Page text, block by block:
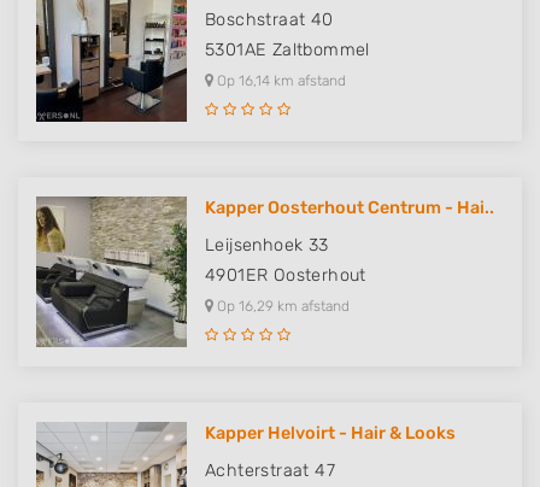
Boschstraat 40
5301AE Zaltbommel
Op 16,14 km afstand
Kapper Oosterhout Centrum - Hai..
Leijsenhoek 33
4901ER Oosterhout
Op 16,29 km afstand
Kapper Helvoirt - Hair & Looks
Achterstraat 47